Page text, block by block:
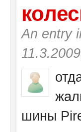
An entry
шины